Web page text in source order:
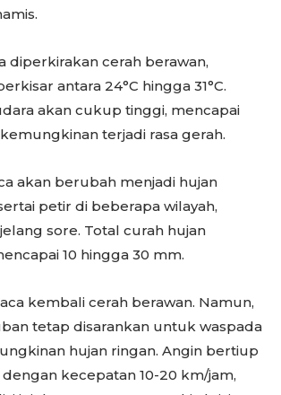
diperkirakan cerah berawan,
antara 24°C hingga 31°C.
akan cukup tinggi, mencapai
terjadi rasa gerah.
akan berubah menjadi hujan
petir di beberapa wilayah,
sore. Total curah hujan
10 hingga 30 mm.
kembali cerah berawan. Namun,
tetap disarankan untuk waspada
hujan ringan. Angin bertiup
kecepatan 10-20 km/jam,